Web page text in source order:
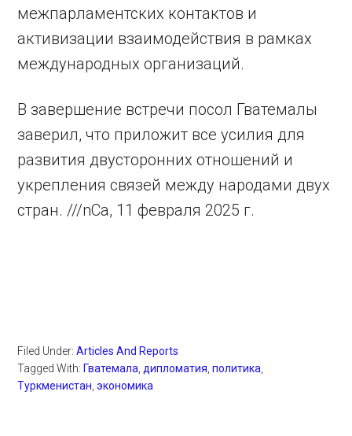
межпарламентских контактов и
активизации взаимодействия в рамках
международных организаций.
В завершение встречи посол Гватемалы
заверил, что приложит все усилия для
развития двусторонних отношений и
укрепления связей между народами двух
стран. ///nCa, 11 февраля 2025 г.
Filed Under:Articles And Reports
Tagged With: Гватемала дипломатия ,политика
Туркменистан ,экономика